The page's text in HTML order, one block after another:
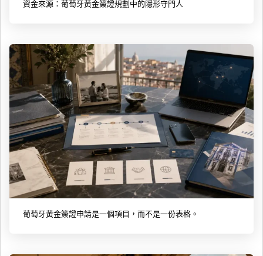
資金來源：葡萄牙黃金簽證規劃中的隱形守門人
葡萄牙黃金簽證申請是一個項目，而不是一份表格。